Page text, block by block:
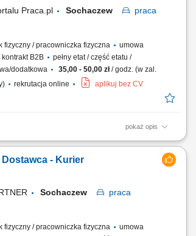
Praca.pl Sochaczew
praca
fizyczny / pracowniczka fizyczna
umowa
B2B
pełny etat / część etatu /
dodatkowa
35,00 - 50,00 zł/ godz. (w zal.
rekrutacja online aplikuj bez CV
pokaż opis
posiłków, zakupów oraz drobnych
aby dotarły w nienaruszonym stanie,
pozytywnych relacji z klientami i dbanie o
Dostawca - Kurier
Sochaczew
praca
fizyczny / pracowniczka fizyczna
umowa